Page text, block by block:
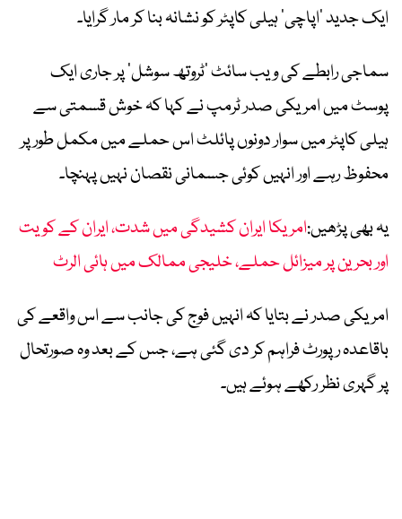
ایک جدید ‘اپاچی’ ہیلی کاپٹر کو نشانہ بنا کر مار گرایا۔
سماجی رابطے کی ویب سائٹ ’ٹروتھ سوشل‘ پر جاری ایک
پوسٹ میں امریکی صدر ٹرمپ نے کہا کہ خوش قسمتی سے
ہیلی کاپٹر میں سوار دونوں پائلٹ اس حملے میں مکمل طور پر
محفوظ رہے اور انہیں کوئی جسمانی نقصان نہیں پہنچا۔
یہ بھی پڑھیں:امریکا ایران کشیدگی میں شدت، ایران کے کویت
اور بحرین پر میزائل حملے، خلیجی ممالک میں ہائی الرٹ
امریکی صدر نے بتایا کہ انہیں فوج کی جانب سے اس واقعے کی
باقاعدہ رپورٹ فراہم کر دی گئی ہے، جس کے بعد وہ صورتحال
پر گہری نظر رکھے ہوئے ہیں۔